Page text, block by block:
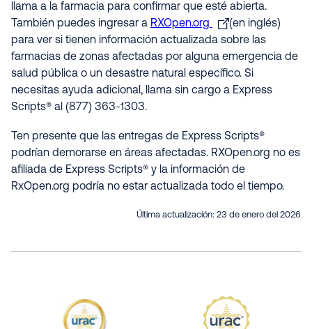
llama a la farmacia para confirmar que esté abierta.
También puedes ingresar a RXOpen.org
(en inglés)
para ver si tienen información actualizada sobre las
farmacias de zonas afectadas por alguna emergencia de
salud pública o un desastre natural específico. Si
necesitas ayuda adicional, llama sin cargo a Express
Scripts® al (877) 363-1303.
Ten presente que las entregas de Express Scripts®
podrían demorarse en áreas afectadas. RXOpen.org no es
afiliada de Express Scripts® y la información de
RxOpen.org podría no estar actualizada todo el tiempo.
Última actualización: 23 de enero del 2026